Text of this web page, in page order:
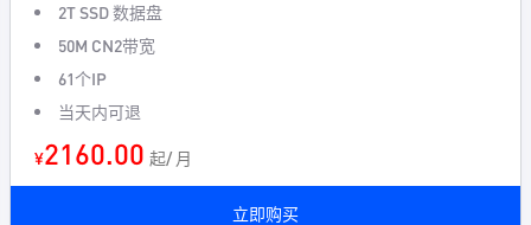
2T SSD 数据盘
50M CN2带宽
61个IP
当天内可退
¥2160.00 起/ 月
立即购买